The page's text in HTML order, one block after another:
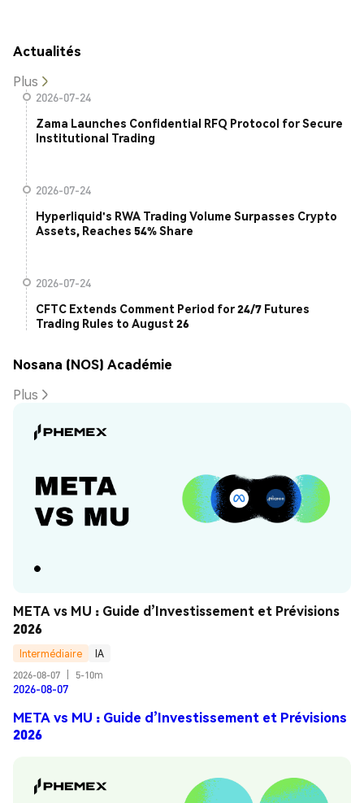
Actualités
Plus
2026-07-24
Zama Launches Confidential RFQ Protocol for Secure
Institutional Trading
2026-07-24
Hyperliquid's RWA Trading Volume Surpasses Crypto
Assets, Reaches 54% Share
2026-07-24
CFTC Extends Comment Period for 24/7 Futures
Trading Rules to August 26
Nosana (NOS) Académie
Plus
META vs MU : Guide d’Investissement et Prévisions
2026
Intermédiaire
IA
2026-08-07
5-10m
2026-08-07
META vs MU : Guide d’Investissement et Prévisions
2026